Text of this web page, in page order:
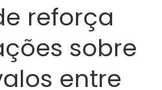
reforça
sobre
entre